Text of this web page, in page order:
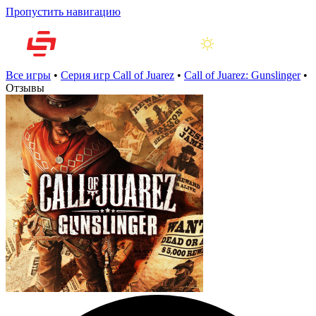
Пропустить навигацию
Все игры • Серия игр Call of Juarez • Call of Juarez: Gunslinger•
Отзывы